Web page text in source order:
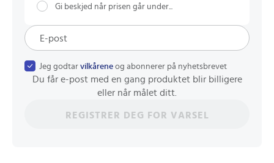
Gi beskjed når prisen går under...
Jeg godtar vilkårene og abonnerer på nyhetsbrevet
Du får e-post med en gang produktet blir billigere
eller når målet ditt.
REGISTRER DEG FOR VARSEL